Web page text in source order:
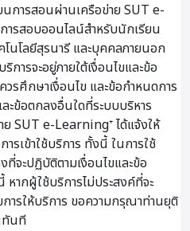
นการสอนผ่านเครือข่าย SUT e-
ารสอบออนไลน์สำหรับนักเรียน
นโลยีสุรนารี และบุคคลภายนอก
การจะอยู่ภายใต้เงื่อนไขและข้อ
รศึกษาเงื่อนไข และข้อกำหนดการ
ละข้อตกลงอื่นใดที่ระบบบริหาร
SUT e-Learning⁺ ได้แจ้งให้
รเข้าใช้บริการ ทั้งนี้ ในการใช้
ที่จะปฏิบัติตามเงื่อนไขและข้อ
หากผู้ใช้บริการไม่ประสงค์ที่จะ
ารให้บริการ ขอความกรุณาท่านยุติ
ทันที